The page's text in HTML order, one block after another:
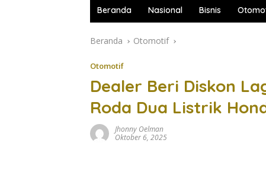
Beranda Nasional Bisnis
Beranda Otomotif
Otomotif
Dealer Beri Diskon
Roda Dua Listrik
Jhonny Oelman
Oktober 6, 2025